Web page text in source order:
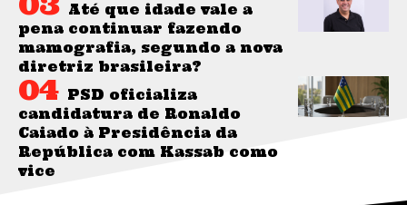
Até que idade vale a
pena continuar fazendo
mamografia, segundo a nova
diretriz brasileira?
PSD oficializa
candidatura de Ronaldo
Caiado à Presidência da
República com Kassab como
vice